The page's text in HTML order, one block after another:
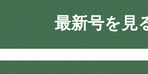
最新号を見